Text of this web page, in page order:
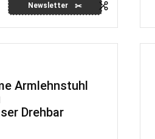
Newsletter
Armlehnstuhl
Drehbar